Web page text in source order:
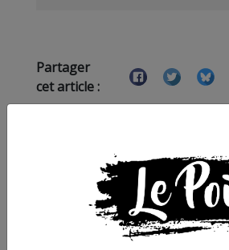
Partager
cet article :
ARTICLE